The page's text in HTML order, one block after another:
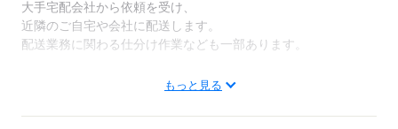
未経験ではじめた方も、
3～4ヵ月たつと
平均月収は55万円以上です。
大手宅配会社から依頼を受け、
近隣のご自宅や会社に配送します。
配送業務に関わる仕分け作業なども一部あります。
女性も活躍してます。
もっと見る